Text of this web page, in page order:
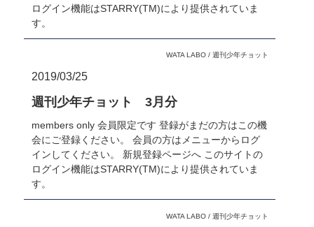
ログイン機能はSTARRY(TM)により提供されていま
す。
WATA LABO/ 週刊少年チョット
2019/03/25
週刊少年チョット 3月分
members only 会員限定です 登録がまだの方はこの機
会にご登録ください。 会員の方はメニューからログ
インしてください。 新規登録ページへ このサイトの
ログイン機能はSTARRY(TM)により提供されていま
す。
WATA LABO/ 週刊少年チョット